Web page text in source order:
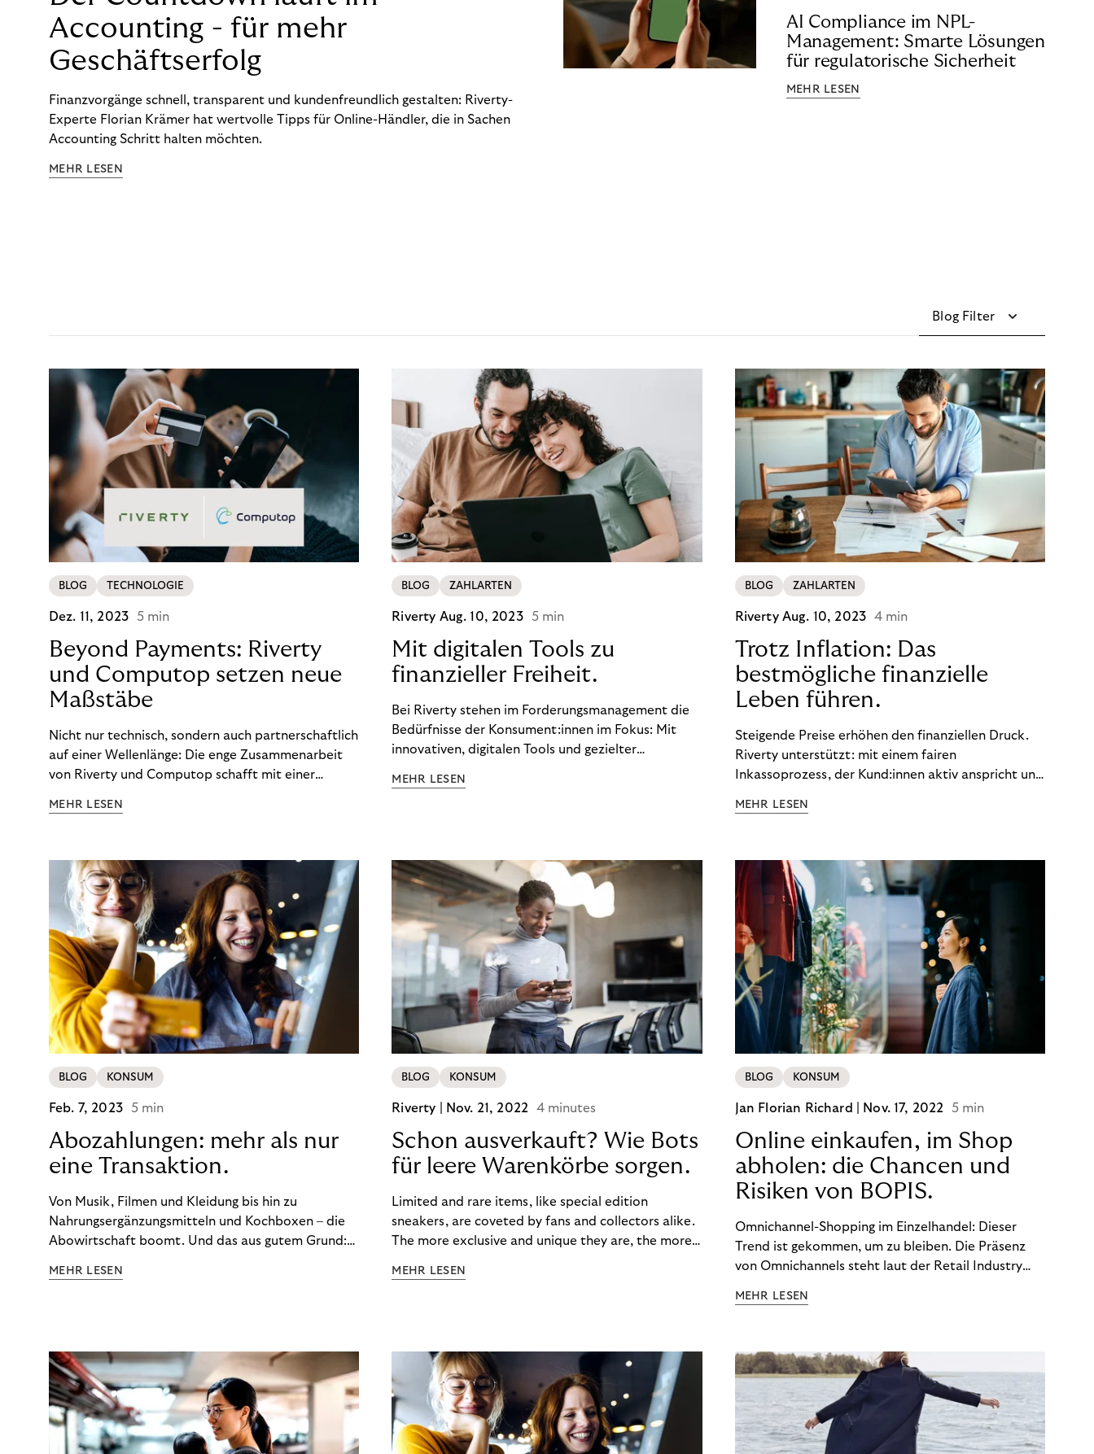
Accounting - für mehr
Geschäftserfolg
Finanzvorgänge schnell, transparent und kundenfreundlich gestalten: Riverty-
Experte Florian Krämer hat wertvolle Tipps für Online-Händler, die in Sachen
Accounting Schritt halten möchten.
MEHR LESEN
AI Compliance im NPL-
Management: Smarte Lösungen
für regulatorische Sicherheit
MEHR LESEN
Blog Filter
BLOG TECHNOLOGIE
Dez. 11, 2023 5 min
Beyond Payments: Riverty
und Computop setzen neue
Maßstäbe
Nicht nur technisch, sondern auch partnerschaftlich
auf einer Wellenlänge: Die enge Zusammenarbeit
von Riverty und Computop schafft mit einer
Zahlungsabwicklung echte Mehrwerte für Händler.
MEHR LESEN
BLOG ZAHLARTEN
Riverty Aug. 10, 2023 5 min
Mit digitalen Tools zu
finanzieller Freiheit.
Bei Riverty stehen im Forderungsmanagement die
Bedürfnisse der Konsument:innen im Fokus: Mit
innovativen, digitalen Tools und gezielter
ein Leben in finanzieller Freiheit zu führen. So
MEHR LESEN
BLOG ZAHLARTEN
Riverty Aug. 10, 2023 4 min
Trotz Inflation: Das
bestmögliche finanzielle
Leben führen.
Steigende Preise erhöhen den finanziellen Druck.
Riverty unterstützt: mit einem fairen
Inkassoprozess, der Kund:innen aktiv anspricht und
Finanzbildung ermöglicht. So bleiben Menschen
Unternehmen.
MEHR LESEN
BLOG KONSUM
Feb. 7, 2023 5 min
Abozahlungen: mehr als nur
eine Transaktion.
Von Musik, Filmen und Kleidung bis hin zu
Nahrungsergänzungsmitteln und Kochboxen – die
Abowirtschaft boomt. Und das aus gutem Grund:
wünschen. Sie ermöglichen es uns, Produkte und
entdeckt. Und das neue Geschäftsmodell rentiert
sich. Doch was genau können Sie tun, um
Abozahlungen für Ihren Erfolg zu nutzen?
MEHR LESEN
BLOG KONSUM
Riverty | Nov. 21, 2022 4 minutes
Schon ausverkauft? Wie Bots
für leere Warenkörbe sorgen.
Limited and rare items, like special edition
sneakers, are coveted by fans and collectors alike.
The more exclusive and unique they are, the more
industry uses artificial scarcity, also known as a
value. You might be thinking, “Kerching!”. But this is
really an unwanted side effect – one which more
and more companies are taking technical steps to
tackle.
MEHR LESEN
BLOG KONSUM
Jan Florian Richard | Nov. 17, 2022 5 min
Online einkaufen, im Shop
abholen: die Chancen und
Risiken von BOPIS.
Omnichannel-Shopping im Einzelhandel: Dieser
Trend ist gekommen, um zu bleiben. Die Präsenz
von Omnichannels steht laut der Retail Industry
nicht mehr verzichtet werden kann. Ein fester
online ein und holen die Ware im Shop ab. BOPIS
bietet zwar viele Vorteile, hat aber auch seinen
Preis. Potenzielle Betrugsfälle oder zusätzliche
Betriebskosten sind nur einige der Risiken. Ist es
das also wert? Wir stellen die Vor- und Nachteile
MEHR LESEN